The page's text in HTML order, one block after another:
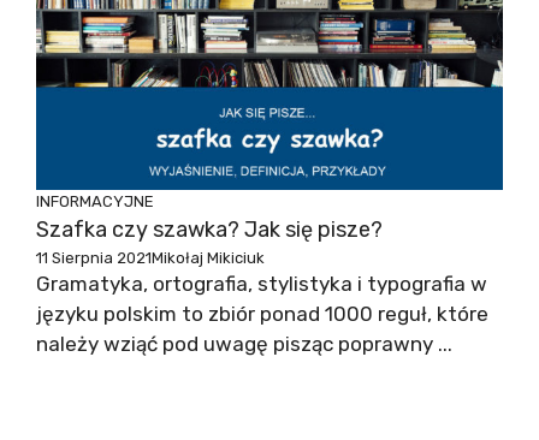
INFORMACYJNE
Szafka czy szawka? Jak się pisze?
11 Sierpnia 2021Mikołaj Mikiciuk
Gramatyka, ortografia, stylistyka i typografia w
języku polskim to zbiór ponad 1000 reguł, które
należy wziąć pod uwagę pisząc poprawny ...